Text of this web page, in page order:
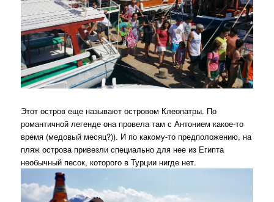
Этот остров еще называют островом Клеопатры. По
романтичной легенде она провела там с Антонием какое-то
время (медовый месяц?)). И по какому-то предположению, на
пляж острова привезли специально для нее из Египта
необычный песок, которого в Турции нигде нет.